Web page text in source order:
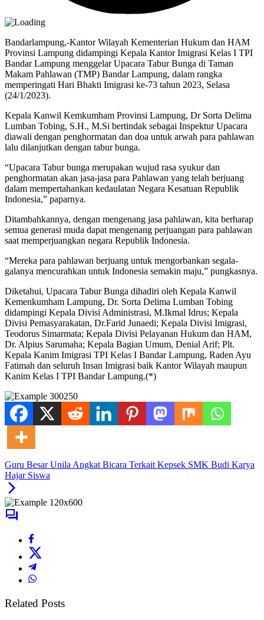
Bandarlampung,-Kantor Wilayah Kementerian Hukum dan HAM
Provinsi Lampung didampingi Kepala Kantor Imigrasi Kelas I TPI
Bandar Lampung menggelar Upacara Tabur Bunga di Taman
Makam Pahlawan (TMP) Bandar Lampung, dalam rangka
memperingati Hari Bhakti Imigrasi ke-73 tahun 2023, Selasa
(24/1/2023).
Kepala Kanwil Kemkumham Provinsi Lampung, Dr Sorta Delima
Lumban Tobing, S.H., M.Si bertindak sebagai Inspektur Upacara
diawali dengan penghormatan dan doa untuk arwah para pahlawan
lalu dilanjutkan dengan tabur bunga.
“Upacara Tabur bunga merupakan wujud rasa syukur dan
penghormatan akan jasa-jasa para Pahlawan yang telah berjuang
dalam mempertahankan kedaulatan Negara Kesatuan Republik
Indonesia,” paparnya.
Ditambahkannya, dengan mengenang jasa pahlawan, kita berharap
semua generasi muda dapat mengenang perjuangan para pahlawan
saat memperjuangkan negara Republik Indonesia.
“Mereka para pahlawan berjuang untuk mengorbankan segala-
galanya mencurahkan untuk Indonesia semakin maju,” pungkasnya.
Diketahui, Upacara Tabur Bunga dihadiri oleh Kepala Kanwil
Kemenkumham Lampung, Dr. Sorta Delima Lumban Tobing
didampingi Kepala Divisi Administrasi, M.Ikmal Idrus; Kepala
Divisi Pemasyarakatan, Dr.Farid Junaedi; Kepala Divisi Imigrasi,
Teodorus Simarmata; Kepala Divisi Pelayanan Hukum dan HAM,
Dr. Alpius Sarumaha; Kepala Bagian Umum, Denial Arif; Plt.
Kepala Kanim Imigrasi TPI Kelas I Bandar Lampung, Raden Ayu
Fatimah dan seluruh Insan Imigrasi baik Kantor Wilayah maupun
Kanim Kelas I TPI Bandar Lampung.(*)
Guru Besar Unila Angkat Bicara Terkait Kepsek SMK Budi Karya
Hajar Siswa
Related Posts